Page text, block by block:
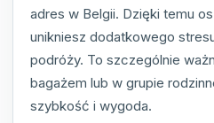
adres w Belgii. Dzięki temu
unikniesz dodatkowego
podróży. To szczególnie
bagażem lub w grupie
szybkość i wygoda.